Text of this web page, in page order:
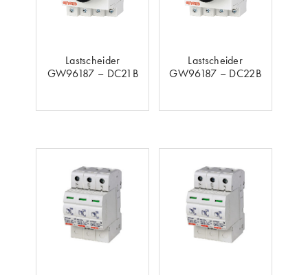
Lastscheider
GW96187 – DC21B
Lastscheider
GW96187 – DC22B